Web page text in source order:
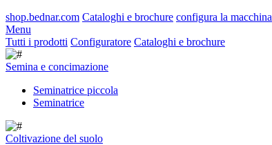
shop.bednar.com Cataloghi e brochure configura la macchina
Menu
Tutti i prodotti Configuratore Cataloghi e brochure
Semina e concimazione
Seminatrice piccola
Seminatrice
Coltivazione del suolo